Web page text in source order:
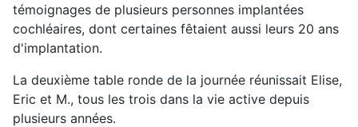
témoignages de plusieurs personnes implantées
cochléaires, dont certaines fêtaient aussi leurs 20 ans
d'implantation.
La deuxième table ronde de la journée réunissait Elise,
Eric et M., tous les trois dans la vie active depuis
plusieurs années.